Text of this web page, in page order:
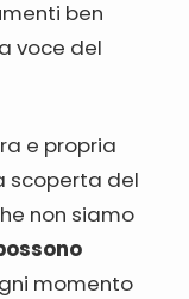
ben
voce del
e propria
scoperta del
non siamo
momento